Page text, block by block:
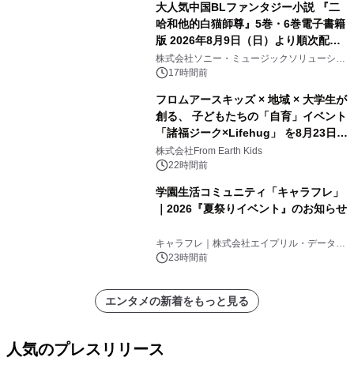
大人気中国BLファンタジー小説 『二
哈和他的白猫師尊』5巻・6巻電子書籍
版 2026年8月9日（日）より順次配信
開始
株式会社ソニー・ミュージックソリューショ
ンズ17時間前
フロムアースキッズ × 地域 × 大学生が
創る、 子どもたちの「自育」イベント
「諸福ジーク×Lifehug」 を8月23日
(日)開催
株式会社From Earth Kids
22時間前
学園生活コミュニティ「キャラフレ」
｜2026『夏祭りイベント』のお知らせ
キャラフレ｜株式会社エイプリル・データ・
デザインズ
23時間前
エンタメの新着をもっと見る
人気のプレスリリース